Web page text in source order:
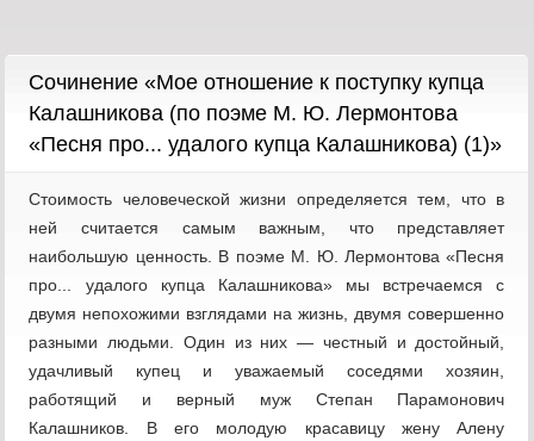
Cочинение «Мое отношение к поступку купца
Калашникова (по поэме М. Ю. Лермонтова
«Песня про... удалого купца Калашникова) (1)»
Стоимость человеческой жизни определяется тем, что в
ней считается самым важным, что представляет
наибольшую ценность. В поэме М. Ю. Лермонтова «Песня
про... удалого купца Калашникова» мы встречаемся с
двумя непохожими взглядами на жизнь, двумя совершенно
разными людьми. Один из них — честный и достойный,
удачливый купец и уважаемый соседями хозяин,
работящий и верный муж Степан Парамонович
Калашников. В его молодую красавицу жену Алену